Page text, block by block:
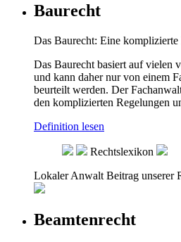
Baurecht
Das Baurecht: Eine komplizierte
Das Baurecht basiert auf vielen
und kann daher nur von einem
beurteilt werden. Der
den komplizierten Regelungen
Definition lesen
Rechtslexikon
Lokaler Anwalt Beitrag unserer
Beamtenrecht